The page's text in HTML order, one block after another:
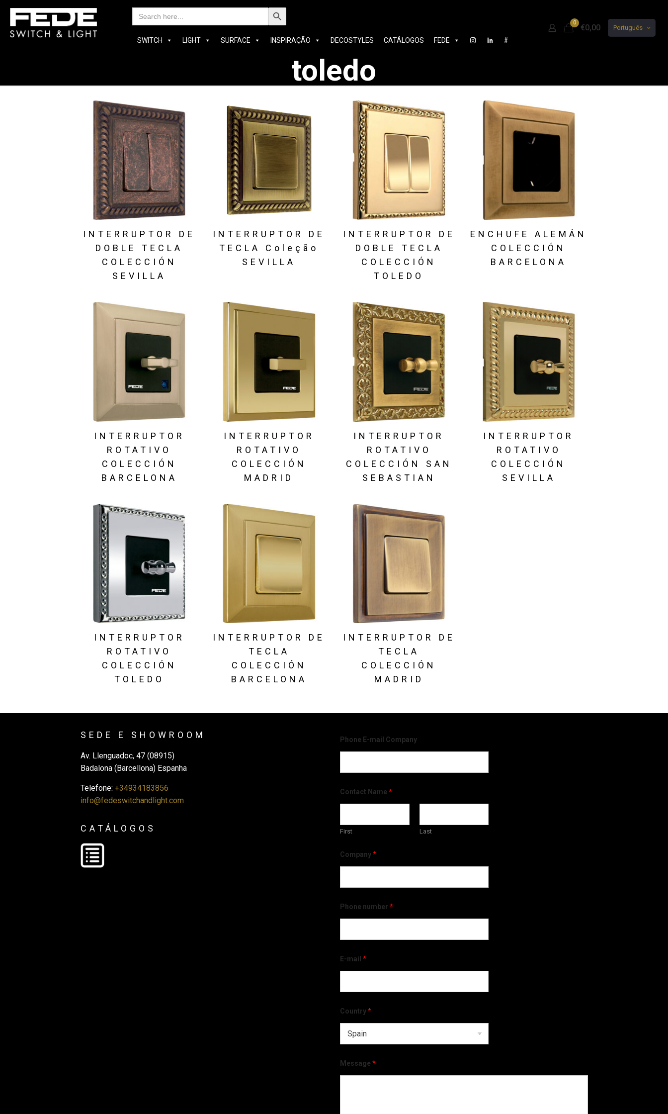
Search
Search Button
SWITCH LIGHT SURFACE INSPIRAÇÃO DECOSTYLES CATÁLOGOS FEDE #
0
€0,00 Português
toledo
INTERRUPTOR DE
DOBLE TECLA
COLECCIÓN
SEVILLA
INTERRUPTOR DE
TECLA Coleção
SEVILLA
INTERRUPTOR DE
DOBLE TECLA
COLECCIÓN
TOLEDO
ENCHUFE ALEMÁN
COLECCIÓN
BARCELONA
INTERRUPTOR
ROTATIVO
COLECCIÓN
BARCELONA
INTERRUPTOR
ROTATIVO
COLECCIÓN
MADRID
INTERRUPTOR
ROTATIVO
COLECCIÓN SAN
SEBASTIAN
INTERRUPTOR
ROTATIVO
COLECCIÓN
SEVILLA
INTERRUPTOR
ROTATIVO
COLECCIÓN
TOLEDO
INTERRUPTOR DE
TECLA
COLECCIÓN
BARCELONA
INTERRUPTOR DE
TECLA
COLECCIÓN
MADRID
SEDE E SHOWROOM
Av. Llenguadoc, 47 (08915)
Badalona (Barcellona) Espanha
Telefone: +34934183856
info@fedeswitchandlight.com
CATÁLOGOS
Phone E-mail Company
Contact Name *
First Last
Company*
Phone number *
E-mail *
Country*
Message *